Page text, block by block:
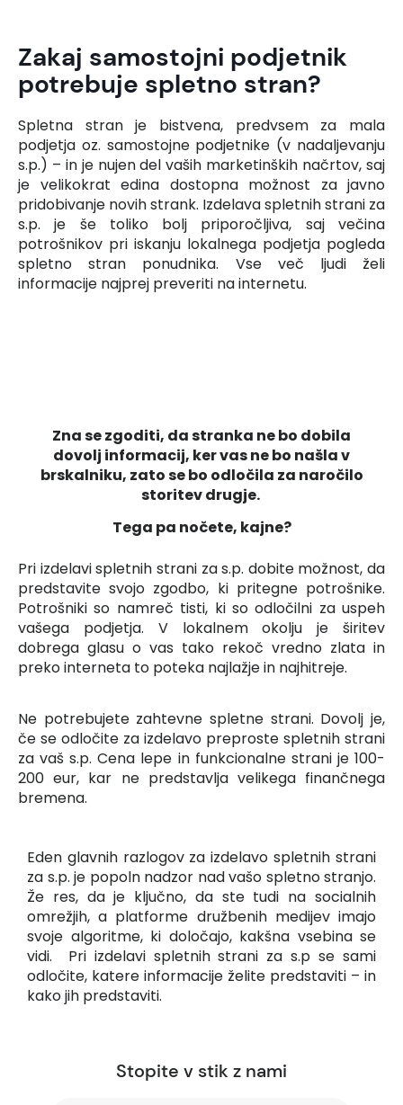
Zakaj samostojni podjetnik
potrebuje spletno stran?
Spletna stran je bistvena, predvsem za mala
podjetja oz. samostojne podjetnike (v nadaljevanju
s.p.) – in je nujen del vaših marketinških načrtov, saj
je velikokrat edina dostopna možnost za javno
pridobivanje novih strank. Izdelava spletnih strani za
s.p. je še toliko bolj priporočljiva, saj večina
potrošnikov pri iskanju lokalnega podjetja pogleda
spletno stran ponudnika. Vse več ljudi želi
informacije najprej preveriti na internetu.
Zna se zgoditi, da stranka ne bo dobila
dovolj informacij, ker vas ne bo našla v
brskalniku, zato se bo odločila za naročilo
storitev drugje.
Tega pa nočete, kajne?
Pri izdelavi spletnih strani za s.p. dobite možnost, da
predstavite svojo zgodbo, ki pritegne potrošnike.
Potrošniki so namreč tisti, ki so odločilni za uspeh
vašega podjetja. V lokalnem okolju je širitev
dobrega glasu o vas tako rekoč vredno zlata in
preko interneta to poteka najlažje in najhitreje.
Ne potrebujete zahtevne spletne strani. Dovolj je,
če se odločite za izdelavo preproste spletnih strani
za vaš s.p. Cena lepe in funkcionalne strani je 100-
200 eur, kar ne predstavlja velikega finančnega
bremena.
Eden glavnih razlogov za izdelavo spletnih strani
za s.p. je popoln nadzor nad vašo spletno stranjo.
Že res, da je ključno, da ste tudi na socialnih
omrežjih, a platforme družbenih medijev imajo
svoje algoritme, ki določajo, kakšna vsebina se
vidi. Pri izdelavi spletnih strani za s.p se sami
odločite, katere informacije želite predstaviti – in
kako jih predstaviti.
Stopite v stik z nami